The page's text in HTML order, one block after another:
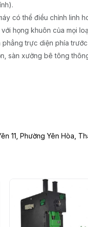
có thể điều chỉnh linh
họng khuôn của mọi
phẳng trực diện phía
sàn xưởng bê tông
11, Phường Yên Hòa,